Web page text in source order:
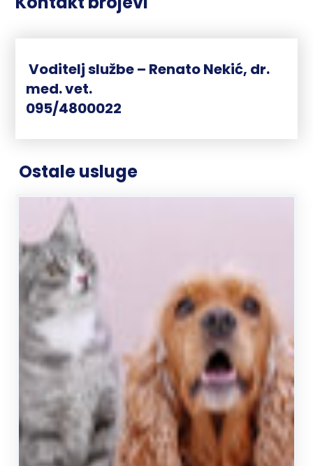
Voditelj službe – Renato Nekić, dr.
med. vet.
095/4800022
Ostale usluge